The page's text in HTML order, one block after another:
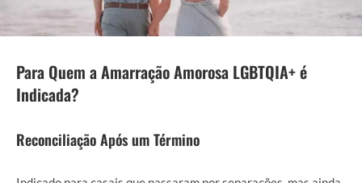
Para Quem a Amarração Amorosa LGBTQIA+ é
Indicada?
Reconciliação Após um Término